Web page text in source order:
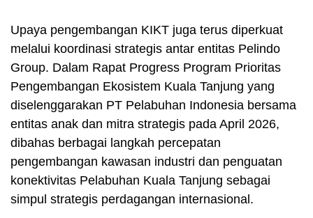
Upaya pengembangan KIKT juga terus diperkuat
melalui koordinasi strategis antar entitas Pelindo
Group. Dalam Rapat Progress Program Prioritas
Pengembangan Ekosistem Kuala Tanjung yang
diselenggarakan PT Pelabuhan Indonesia bersama
entitas anak dan mitra strategis pada April 2026,
dibahas berbagai langkah percepatan
pengembangan kawasan industri dan penguatan
konektivitas Pelabuhan Kuala Tanjung sebagai
simpul strategis perdagangan internasional.